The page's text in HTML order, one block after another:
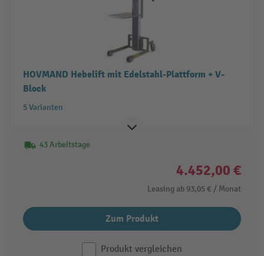
HOVMAND Hebelift mit Edelstahl-Plattform + V-
Block
5 Varianten
43 Arbeitstage
4.452,00 €
Leasing ab 93,05 € / Monat
Zum Produkt
Produkt vergleichen